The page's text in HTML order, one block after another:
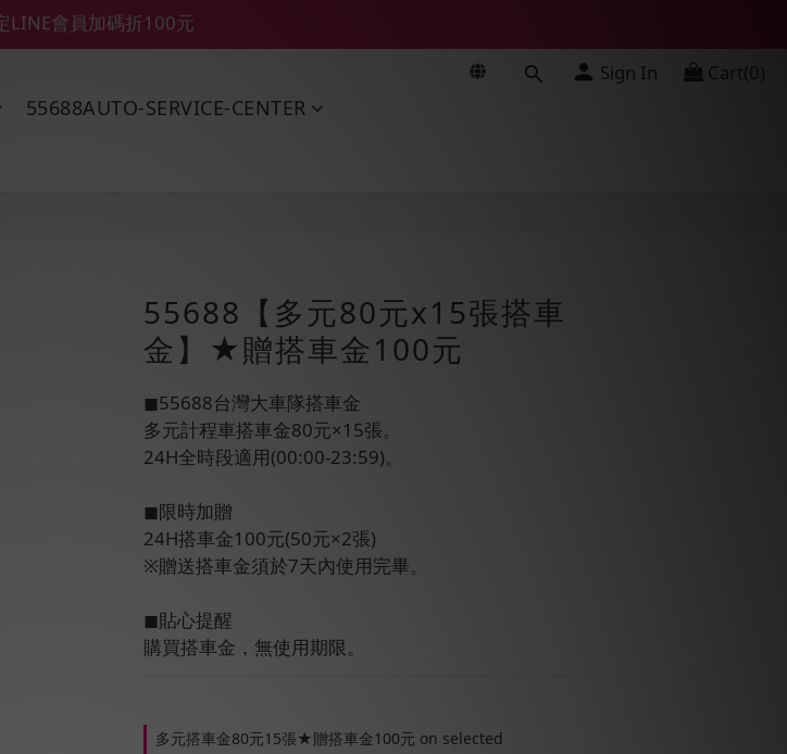
新客首購限定】優惠搭車金
年中慶滿額贈品發送延遲公告
Sign In Cart(0)
55688AUTO-SERVICE-CENTER
55688【多元80元x15張搭車
金】★贈搭車金100元
◼︎55688台灣大車隊搭車金
多元計程車搭車金80元×15張。
24H全時段適用(00:00-23:59)。
◼︎限時加贈
24H搭車金100元(50元×2張)
※贈送搭車金須於7天內使用完畢。
◼︎貼心提醒
購買搭車金，無使用期限。
多元搭車金80元15張★贈搭車金100元 on selected